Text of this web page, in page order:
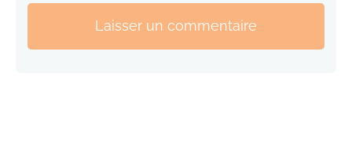
Laisser un commentaire